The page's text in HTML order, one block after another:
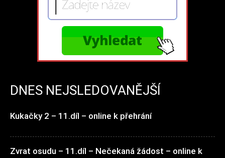
DNES NEJSLEDOVANĚJŠÍ
Kukačky 2 – 11.díl – online k přehrání
Zvrat osudu – 11.díl – Nečekaná žádost – online k